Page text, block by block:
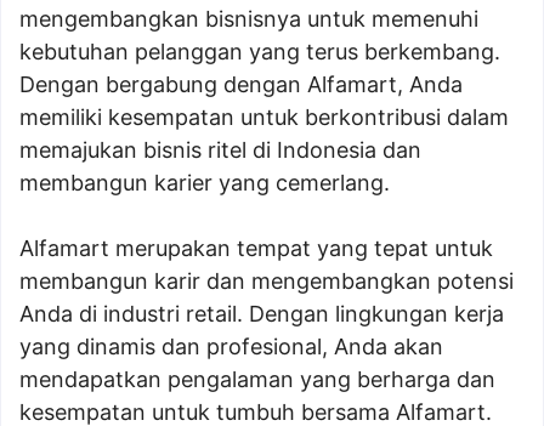
mengembangkan bisnisnya untuk memenuhi
kebutuhan pelanggan yang terus berkembang.
Dengan bergabung dengan Alfamart, Anda
memiliki kesempatan untuk berkontribusi dalam
memajukan bisnis ritel di Indonesia dan
membangun karier yang cemerlang.
Alfamart merupakan tempat yang tepat untuk
membangun karir dan mengembangkan potensi
Anda di industri retail. Dengan lingkungan kerja
yang dinamis dan profesional, Anda akan
mendapatkan pengalaman yang berharga dan
kesempatan untuk tumbuh bersama Alfamart.